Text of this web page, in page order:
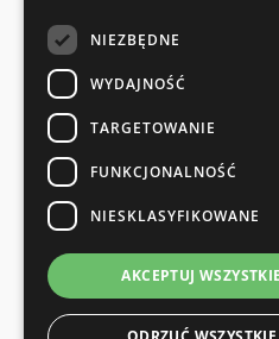
RECHTSTREEKS VAN DE
Speciale kwaliteitscontrole
Impressum Algemene Voorwaarden
Contact
Retourbeleid Online
Reparaties
en meer...
NIEZBĘDNE
WYDAJNOŚĆ
TARGETOWANIE
FUNKCJONALNOŚĆ
NIESKLASYFIKOWANE
AKCEPTUJ WSZYSTKIE